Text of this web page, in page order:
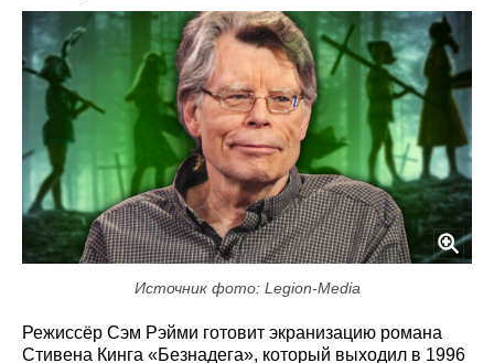
Источник фото: Legion-Media
Режиссёр Сэм Рэйми готовит экранизацию романа
Стивена Кинга «Безнадега», который выходил в 1996